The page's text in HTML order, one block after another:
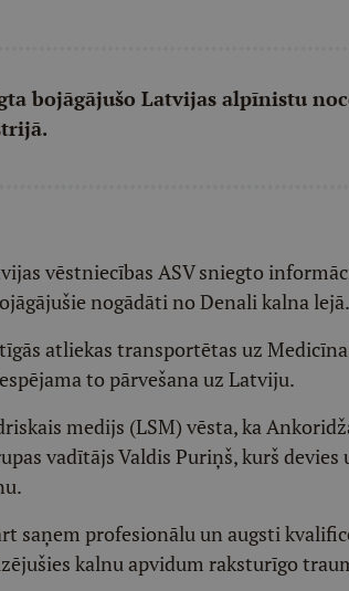
bojāgājušo Latvijas alpīnistu
vēstniecības ASV sniegto
nogādāti no Denali kalna lejā.
atliekas transportētas uz
to pārvešana uz Latviju.
medijs (LSM) vēsta, ka
vadītājs Valdis Puriņš, kurš
saņem profesionālu un augsti
kalnu apvidum raksturīgo